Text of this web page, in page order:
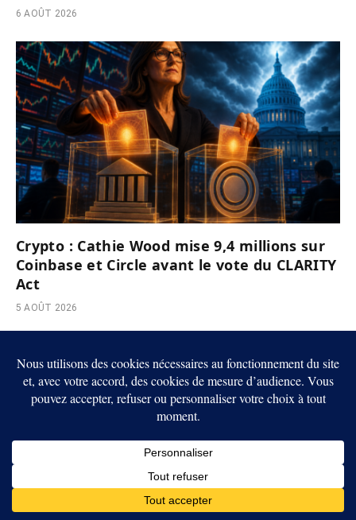
6 AOÛT 2026
Crypto : Cathie Wood mise 9,4 millions sur
Coinbase et Circle avant le vote du CLARITY
Act
5 AOÛT 2026